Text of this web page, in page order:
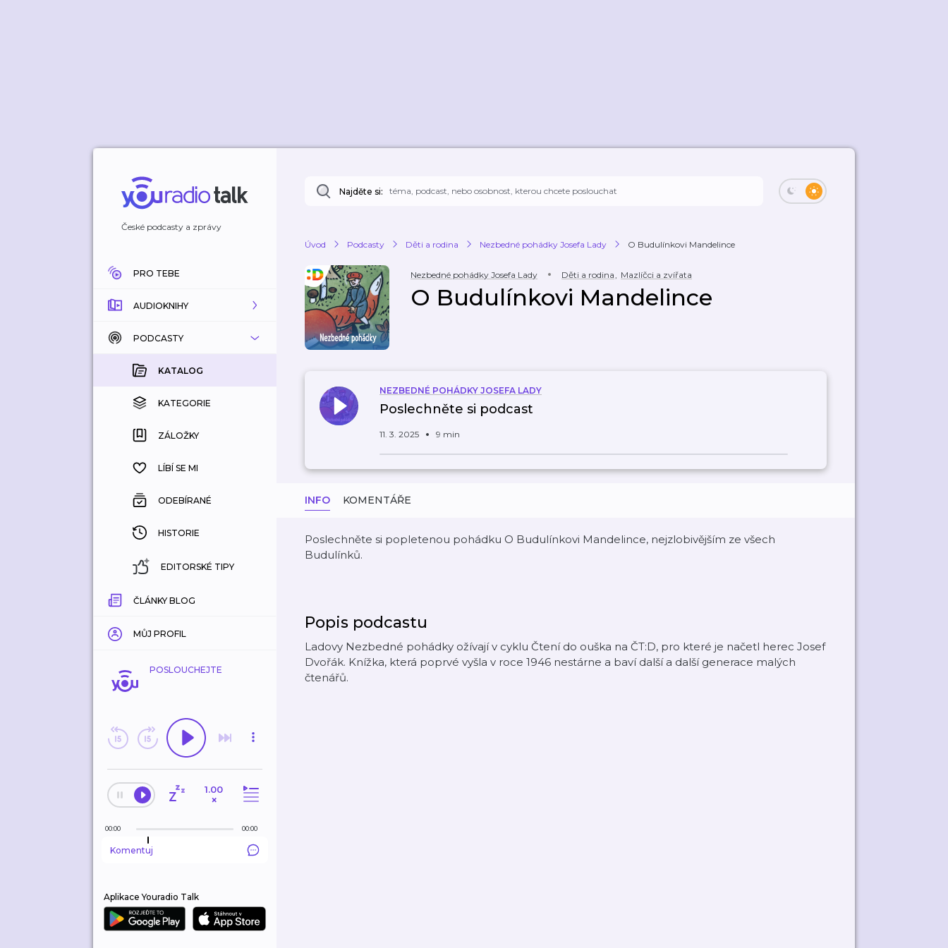
České podcasty a zprávy
PRO TEBE
AUDIOKNIHY
KATALOG
KOUPENÉ
KATEGORIE
ZÁLOŽKY
HISTORIE
PODCASTY
KATALOG
KATEGORIE
ZÁLOŽKY
LÍBÍ SE MI
ODEBÍRANÉ
HISTORIE
EDITORSKÉ TIPY
ČLÁNKY BLOG
MŮJ PROFIL
POSLOUCHEJTE
1.00
×
00:00 00:00
Komentuj
Aplikace Youradio Talk
Najděte si:
Úvod Podcasty Děti a rodina Nezbedné pohádky Josefa Lady O Budulínkovi Mandelince
Nezbedné pohádky Josefa Lady Děti a rodina, Mazlíčci a zvířata
O Budulínkovi Mandelince
NEZBEDNÉ POHÁDKY JOSEFA LADY
Poslechněte si podcast
11. 3. 2025 9 min
INFO KOMENTÁŘE
Poslechněte si popletenou pohádku O Budulínkovi Mandelince, nejzlobivějším ze všech
Budulínků.
Popis podcastu
Ladovy Nezbedné pohádky ožívají v cyklu Čtení do ouška na ČT:D, pro které je načetl herec Josef
Dvořák. Knížka, která poprvé vyšla v roce 1946 nestárne a baví další a další generace malých
čtenářů.